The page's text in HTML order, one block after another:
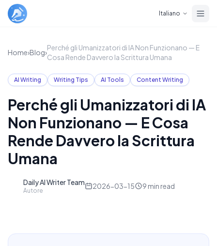
Italiano
Home›Blog›
Perché gli Umanizzatori di IA Non Funzionano — E
Cosa Rende Davvero la Scrittura Umana
AI Writing Writing Tips AI Tools Content Writing
Perché gli Umanizzatori di IA
Non Funzionano — E Cosa
Rende Davvero la Scrittura
Umana
Daily AI Writer Team
Autore
2026-03-15 9 min read